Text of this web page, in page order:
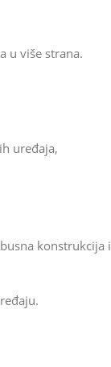
u više strana.
uređaja,
konstrukcija i